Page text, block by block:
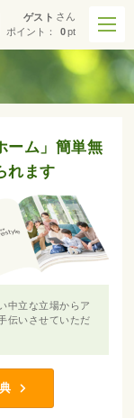
ゲスト さん
ポイント：
0pt
ーム」簡単無
れます
中立な立場からア
伝いさせていただ